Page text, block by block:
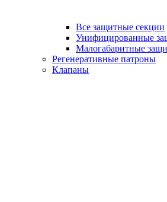
Все защитные секции
Унифицированные
Малогабаритные
Регенеративные патроны
Клапаны